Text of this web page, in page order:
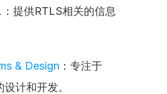
：提供RTLS相关的信息
& Design ：专注于
计和开发。